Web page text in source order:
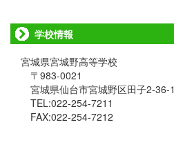
学校情報
宮城県宮城野高等学校
〒983-0021
宮城県仙台市宮城野区田子2-36-1
TEL:022-254-7211
FAX:022-254-7212